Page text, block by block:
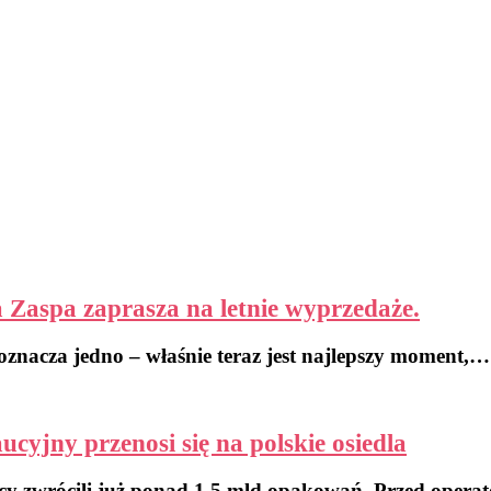
zaprasza na letnie wyprzedaże.
jedno – właśnie teraz jest najlepszy moment,…
przenosi się na polskie osiedla